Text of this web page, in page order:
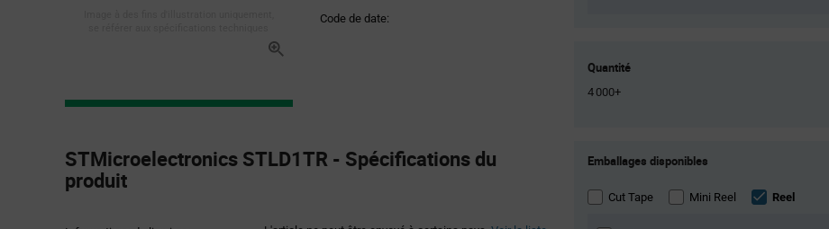
Code de date:
Specification
Section
STMicroelectronics STLD1TR - Spécifications du
produit
Quantité
4 000+
Variant
section
Emballages disponibles
Cut Tape Mini Reel Reel